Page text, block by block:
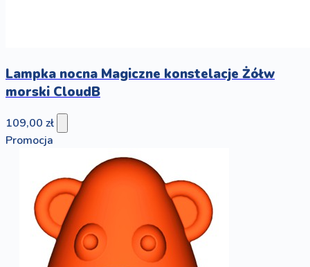
Lampka nocna Magiczne konstelacje Żółw
morski CloudB
109,00 zł
Promocja